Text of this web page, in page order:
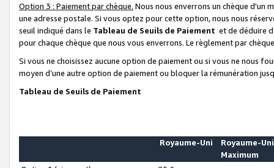
Option 3 : Paiement par chèque. Nous nous enverrons un chèque d'un
une adresse postale. Si vous optez pour cette option, nous nous
seuil indiqué dans le Tableau de Seuils de Paiement et de déduire
pour chaque chèque que nous vous enverrons. Le règlement par
Si vous ne choisissez aucune option de paiement ou si vous ne nous
moyen d’une autre option de paiement ou bloquer la rémunération
Tableau de Seuils de Paiement
Royaume-Uni
Royaume-Uni
Maximum